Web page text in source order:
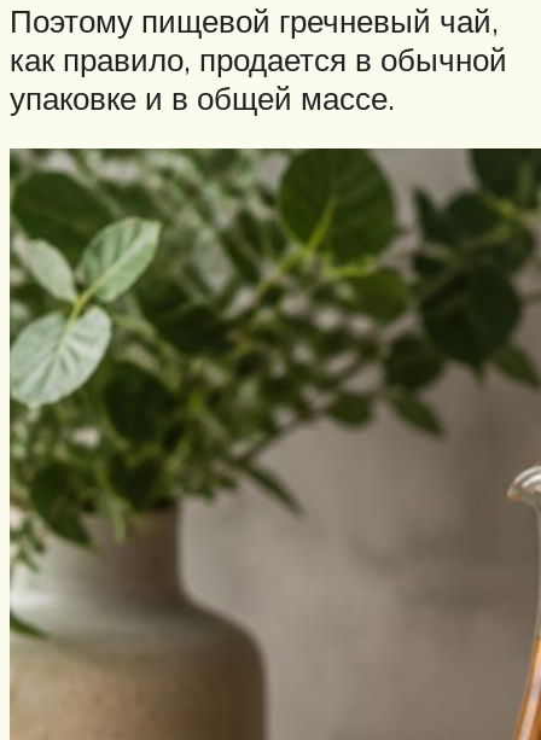
Поэтому пищевой гречневый чай,
как правило, продается в обычной
упаковке и в общей массе.